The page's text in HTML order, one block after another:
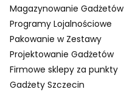
Magazynowanie Gadżetów
Programy Lojalnościowe
Pakowanie w Zestawy
Projektowanie Gadżetów
Firmowe sklepy za punkty
Gadżety Szczecin